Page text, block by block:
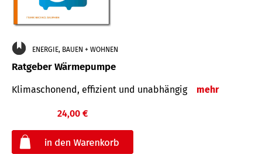
ENERGIE, BAUEN + WOHNEN
Ratgeber Wärmepumpe
Klimaschonend, effizient und unabhängig mehr
24,00 €